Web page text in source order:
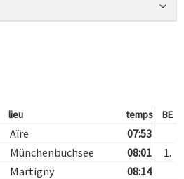
lieu temps BE
Aïre
07:53
Münchenbuchsee 08:01
1.
Martigny
08:14